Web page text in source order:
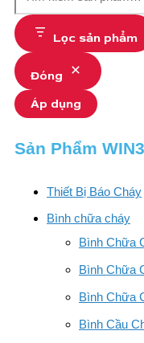
Lọc sản phẩm
Đóng
Áp dụng
Sản Phẩm
Thiết Bị Báo Cháy
Bình chữa cháy
Bình Chữa
Bình Chữa
Bình Chữa
Bình Cầu